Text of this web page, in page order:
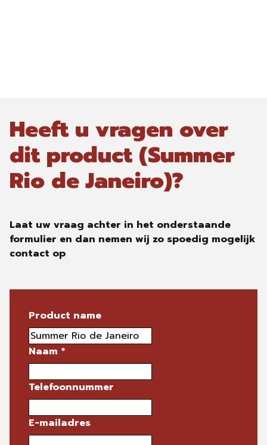
Heeft u vragen over
dit product (Summer
Rio de Janeiro)?
Laat uw vraag achter in het onderstaande
formulier en dan nemen wij zo spoedig mogelijk
contact op
Product name
Naam *
Telefoonnummer
E-mailadres